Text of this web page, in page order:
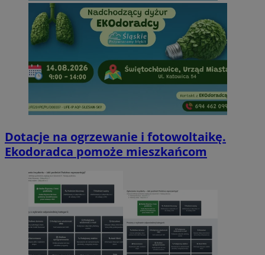
Dotacje na ogrzewanie i fotowoltaikę.
Ekodoradca pomoże mieszkańcom